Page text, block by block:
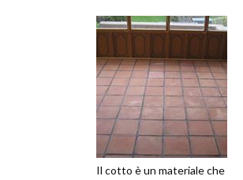
Il cotto è un materiale che